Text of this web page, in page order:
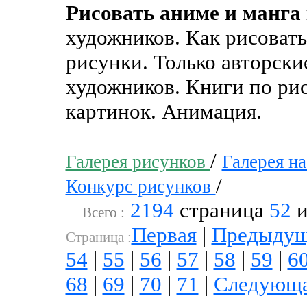
Рисовать аниме и
художников. Как
рисунки. Только
художников. Книги по
картинок. Анимация.
Галерея рисунков / Галерея
Конкурс рисунков /
Всего : 2194 страница 52
Cтраница :Первая|
54 | 55 | 56 | 57 | 58 | 59 |
68 | 69 | 70 | 71 |